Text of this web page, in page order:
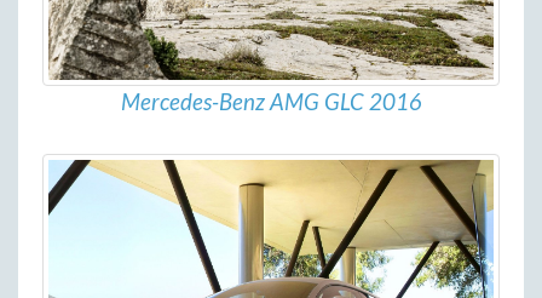
Mercedes-Benz AMG GLC 2016